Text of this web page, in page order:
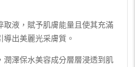
取液，賦予肌膚能量且使其充滿
出美麗光采膚質。
潤澤保水美容成分層層浸透到肌